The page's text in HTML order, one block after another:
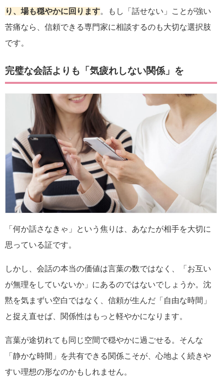
り、場も穏やかに回ります。もし「話せない」ことが強い
苦痛なら、信頼できる専門家に相談するのも大切な選択肢
です。
完璧な会話よりも「気疲れしない関係」を
「何か話さなきゃ」という焦りは、あなたが相手を大切に
思っている証です。
しかし、会話の本当の価値は言葉の数ではなく、「お互い
が無理をしていないか」にあるのではないでしょうか。沈
黙を気まずい空白ではなく、信頼が生んだ「自由な時間」
と捉え直せば、関係性はもっと軽やかになります。
言葉が途切れても同じ空間で穏やかに過ごせる。そんな
「静かな時間」を共有できる関係こそが、心地よく続きや
すい理想の形なのかもしれません。